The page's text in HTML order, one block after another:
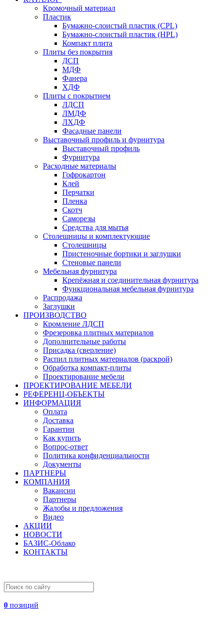
Кромочный материал
Пластик
Бумажно-слоистый пластик (CPL)
Бумажно-слоистый пластик (HPL)
Компакт плита
Плиты без покрытия
ДСП
МДФ
Фанера
ХДФ
Плиты с покрытием
ЛДСП
ЛМДФ
ЛХДФ
Фасадные панели
Выставочный профиль и фурнитура
Выставочный профиль
Фурнитура
Расходные материалы
Гофрокартон
Клей
Перчатки
Пленка
Скотч
Саморезы
Средства для мытья
Столешницы и комплектующие
Столешницы
Пристеночные бортики и заглушки
Стеновые панели
Мебельная фурнитура
Крепёжная и соединительная фурнитура
Функциональная мебельная фурнитура
Распродажа
Заглушки
ПРОИЗВОДСТВО
Кромление ЛДСП
Фрезеровка плитных материалов
Дополнительные работы
Присадка (сверление)
Распил плитных материалов (раскрой)
Обработка компакт-плиты
Проектирование мебели
ПРОЕКТИРОВАНИЕ МЕБЕЛИ
РЕФЕРЕНЦ-ОБЪЕKТЫ
ИНФОРМАЦИЯ
Оплата
Доставка
Гарантии
Как купить
Вопрос-ответ
Политика конфиденциальности
Документы
ПАРТНЕРЫ
КОМПАНИЯ
Вакансии
Партнеры
Жалобы и предложения
Видео
АКЦИИ
НОВОСТИ
БАЗИС-Облако
КОНТАКТЫ
0 позиций